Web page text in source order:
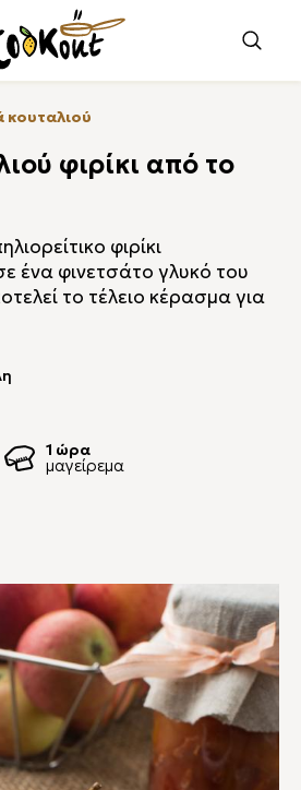
κουταλιού
φιρίκι από το
φιρίκι
ένα φινετσάτο γλυκό του
το τέλειο κέρασμα για
1 ώρα
μαγείρεμα